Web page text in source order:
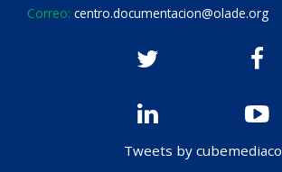
Correo: centro.documentacion@olade.org
Tweets by cubemediaco